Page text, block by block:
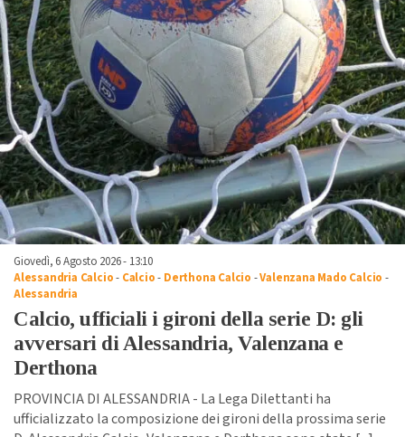
Giovedì, 6 Agosto 2026 - 13:10
Alessandria Calcio- Calcio- Derthona Calcio -Valenzana Mado Calcio -
Alessandria
Calcio, ufficiali i gironi della serie D: gli
avversari di Alessandria, Valenzana e
Derthona
PROVINCIA DI ALESSANDRIA - La Lega Dilettanti ha
ufficializzato la composizione dei gironi della prossima serie